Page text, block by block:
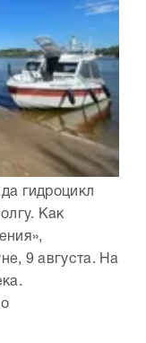
гидроцикл
Как
9 августа. На